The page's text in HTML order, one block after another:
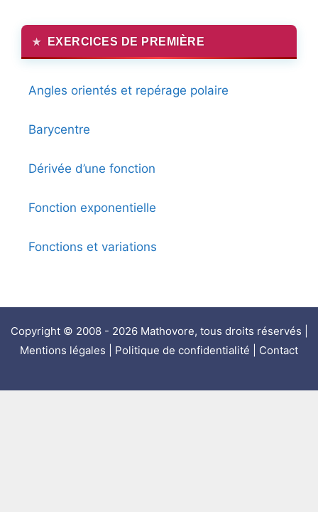
EXERCICES DE PREMIÈRE
Angles orientés et repérage polaire
Barycentre
Dérivée d’une fonction
Fonction exponentielle
Fonctions et variations
Copyright © 2008 - 2026 Mathovore, tous droits réservés |
Mentions légales
Politique de confidentialité Contact